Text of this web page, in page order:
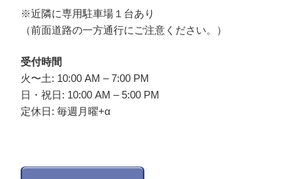
※近隣に専用駐車場１台あり
（前面道路の一方通行にご注意ください。）
受付時間
火〜土: 10:00 AM – 7:00 PM
日・祝日: 10:00 AM – 5:00 PM
定休日: 毎週月曜+α